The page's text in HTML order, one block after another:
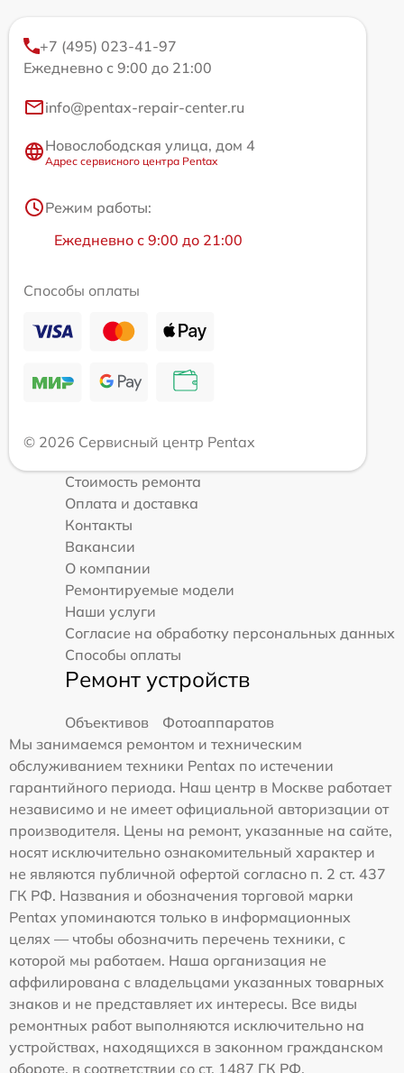
+7 (495) 023-41-97
Ежедневно с 9:00 до 21:00
info@pentax-repair-center.ru
Новослободская улица, дом 4
Адрес сервисного центра Pentax
Режим работы:
Ежедневно с 9:00 до 21:00
Способы оплаты
© 2026 Сервисный центр Pentax
Стоимость ремонта
Оплата и доставка
Контакты
Вакансии
О компании
Ремонтируемые модели
Наши услуги
Согласие на обработку персональных данных
Способы оплаты
Ремонт устройств
Объективов
Фотоаппаратов
Мы занимаемся ремонтом и техническим
обслуживанием техники Pentax по истечении
гарантийного периода. Наш центр в Москве работает
независимо и не имеет официальной авторизации от
производителя. Цены на ремонт, указанные на сайте,
носят исключительно ознакомительный характер и
не являются публичной офертой согласно п. 2 ст. 437
ГК РФ. Названия и обозначения торговой марки
Pentax упоминаются только в информационных
целях — чтобы обозначить перечень техники, с
которой мы работаем. Наша организация не
аффилирована с владельцами указанных товарных
знаков и не представляет их интересы. Все виды
ремонтных работ выполняются исключительно на
устройствах, находящихся в законном гражданском
обороте, в соответствии со ст. 1487 ГК РФ.